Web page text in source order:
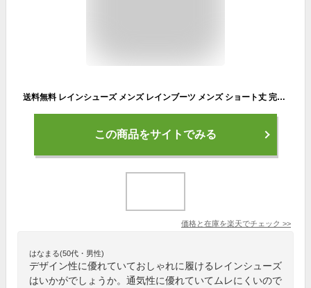
送料無料 レインシューズ メンズ レインブーツ メンズ ショート丈 完全防水 軽量 柔軟 ソフト スニーカー ショートブーツ ラバーシューズ 防滑 歩きやすい 滑りにくい 柔らかい 通気性 梅雨 雪 防水 定番 梅雨対策 雨具 軽量 長靴 24.5cm〜27.0cm 大人 新作 おしゃれ
この商品をサイトでみる
価格と在庫を楽天でチェック >>
はなまる(50代・男性)
デザイン性に優れていておしゃれに履けるレインシューズ
はいかがでしょうか。通気性に優れていてムレにくいので